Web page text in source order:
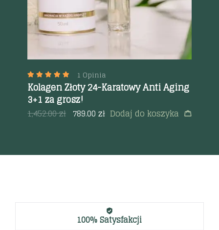
1 Opinia
Kolagen Złoty 24-Karatowy Anti Aging
3+1 za grosz!
1,452.00zł 789.00zł Dodaj do koszyka
100% Satysfakcji